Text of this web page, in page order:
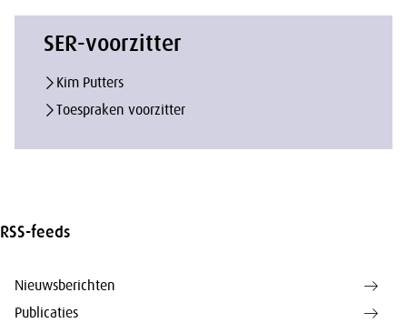
SER-voorzitter
Kim Putters
Toespraken voorzitter
RSS-feeds
Nieuwsberichten
Publicaties